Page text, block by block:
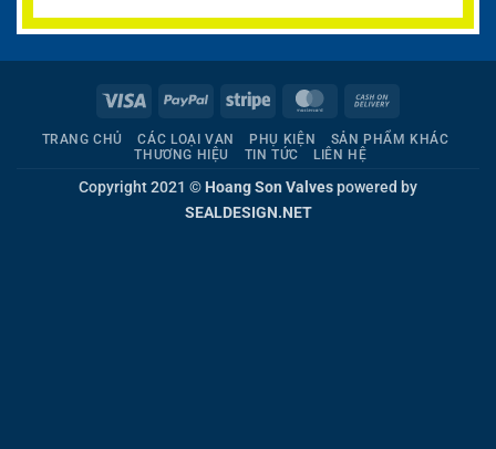
Visa PayPal Stripe MasterCard
Delivery
TRANG CHỦ CÁC LOẠI VAN PHỤ KIỆN
SẢN PHẨM KHÁC
THƯƠNG HIỆU
TIN TỨC LIÊN HỆ
Copyright 2021 © Hoang Son Valvespowered by
SEALDESIGN.NET